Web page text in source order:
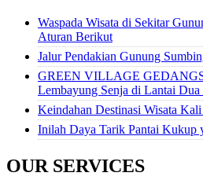
Waspada Wisata di Sekitar
Aturan Berikut
Jalur Pendakian Gunung
GREEN VILLAGE
Lembayung Senja di Lantai Dua
Keindahan Destinasi Wisata
Inilah Daya Tarik Pantai Kukup
OUR SERVICES